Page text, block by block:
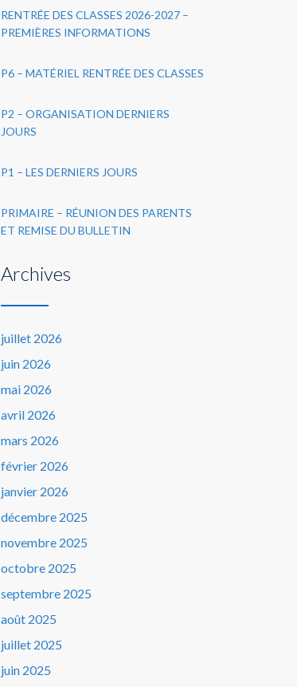
RENTRÉE DES CLASSES 2026-2027 –
PREMIÈRES INFORMATIONS
P6 – MATÉRIEL RENTRÉE DES CLASSES
P2 – ORGANISATION DERNIERS
JOURS
P1 – LES DERNIERS JOURS
PRIMAIRE – RÉUNION DES PARENTS
ET REMISE DU BULLETIN
Archives
juillet 2026
juin 2026
mai 2026
avril 2026
mars 2026
février 2026
janvier 2026
décembre 2025
novembre 2025
octobre 2025
septembre 2025
août 2025
juillet 2025
juin 2025